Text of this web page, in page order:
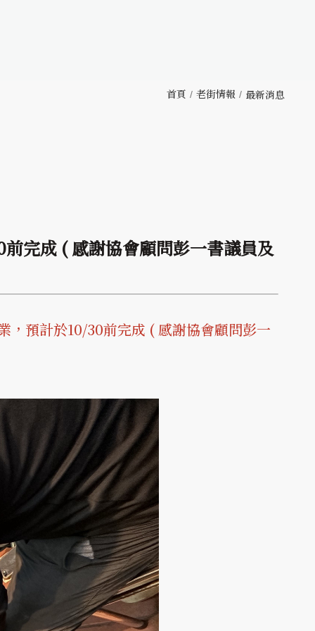
首頁 老街情報 最新消息
完成 ( 感謝協會顧問彭一書議員及
，預計於10/30前完成 ( 感謝協會顧問彭一